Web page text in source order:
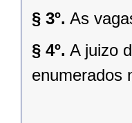
§ 3º. As
§ 4º. A juizo
enumerados